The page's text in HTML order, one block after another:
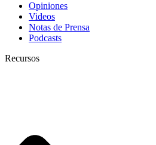
Opiniones
Videos
Notas de Prensa
Podcasts
Recursos